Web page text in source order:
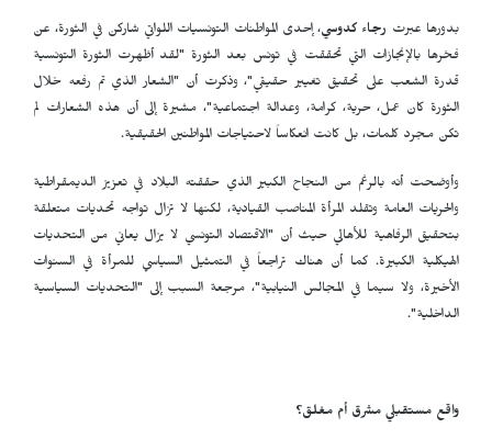
بدورها عبرت رجاء كدوسي، إحدى المواطنات التونسيات اللواتي شاركن في الثورة، عن
فخرها بالإنجازات التي تحققت في تونس بعد الثورة "لقد أظهرت الثورة التونسية
قدرة الشعب على تحقيق تغيير حقيقي"، وذكرت أن "الشعار الذي تم رفعه خلال
الثورة كان عمل، حرية، كرامة، وعدالة اجتماعية"، مشيرة إلى أن هذه الشعارات لم
تكن مجرد كلمات، بل كانت انعكاساً لاحتياجات المواطنين الحقيقية.
وأوضحت أنه بالرغم من النجاح الكبير الذي حققته البلاد في تعزيز الديمقراطية
والحريات العامة وتقلد المرأة المناصب القيادية، لكنها لا تزال تواجه تحديات متعلقة
بتحقيق الرفاهية للأهالي حيث أن "الاقتصاد التونسي لا يزال يعاني من التحديات
الهيكلية الكبيرة. كما أن هناك تراجعاً في التمثيل السياسي للمرأة في السنوات
الأخيرة، ولا سيما في المجالس النيابية"، مرجعة السبب إلى "التحديات السياسية
الداخلية".
واقع مستقبلي مشرق أم مغلق؟